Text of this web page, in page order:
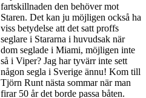
fartskillnaden den behöver mot
Staren. Det kan ju möjligen också ha
viss betydelse att det satt proffs
seglare i Stararna i huvudsak när
dom seglade i Miami, möjligen inte
så i Viper? Jag har tyvärr inte sett
någon segla i Sverige ännu! Kom till
Tjörn Runt nästa sommar när man
firar 50 år det borde passa båten.